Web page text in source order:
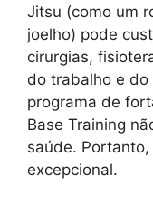
Jitsu (como um
joelho) pode
cirurgias,
do trabalho e
programa de
Base Training
saúde.
excepcional.